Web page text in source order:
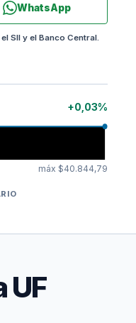
+0,03%
máx $40.844,79
WhatsApp
SII y el Banco Central.
UF